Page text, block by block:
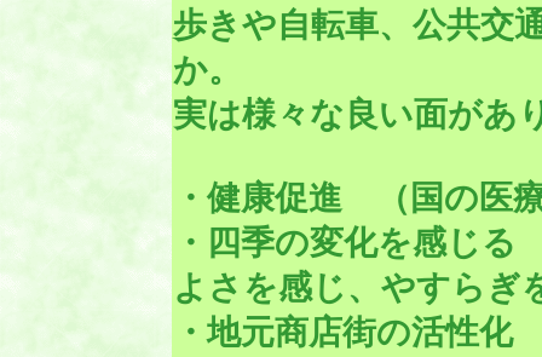
歩きや自転車、公共交
か。
実は様々な良い面があ
・健康促進 （国の医
・四季の変化を感じ
よさを感じ、やすらぎ
・地元商店街の活性化